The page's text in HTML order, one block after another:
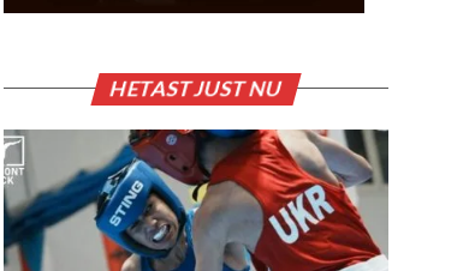
HETAST JUST NU